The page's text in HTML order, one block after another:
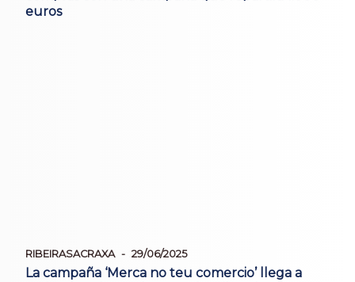
euros
RIBEIRASACRAXA 29/06/2025
La campaña ‘Merca no teu comercio’ llega a